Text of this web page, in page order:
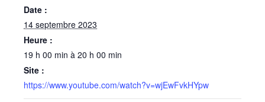
Date :
14 septembre 2023
Heure :
19 h 00 min à 20 h 00 min
Site :
https://www.youtube.com/watch?v=wjEwFvkHYpw